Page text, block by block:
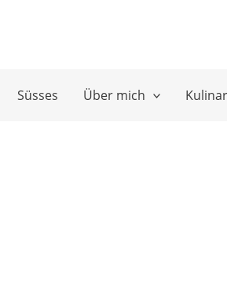
Süsses Über mich